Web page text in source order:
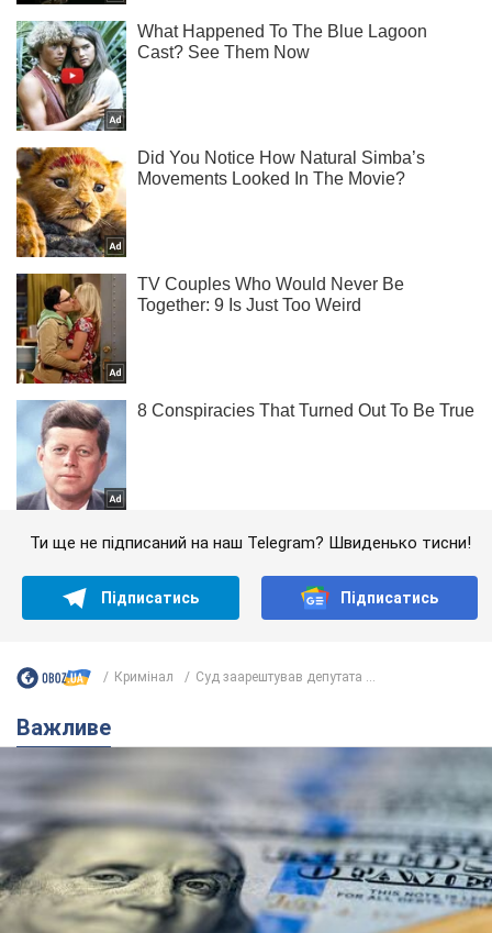
Ти ще не підписаний на наш Telegram? Швиденько тисни!
Підписатись Підписатись
Кримінал Суд заарештував депутата ...
Важливе